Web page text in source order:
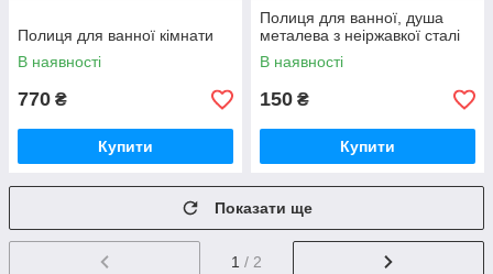
Полиця для ванної кімнати
В наявності
770 ₴
Купити
Полиця для ванної, душа
металева з неіржавкої сталі
В наявності
150 ₴
Купити
Показати ще
1 / 2